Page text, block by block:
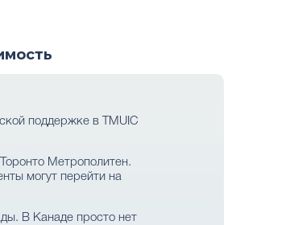
поддержке в TMUIC
Метрополитен.
могут перейти на
В Канаде просто нет